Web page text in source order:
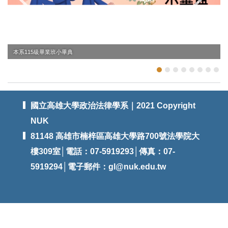
本系115級畢業班小畢典
國立高雄大學政治法律學系｜2021 Copyright
NUK
81148 高雄市楠梓區高雄大學路700號法學院大
樓309室│電話：07-5919293│傳真：07-
5919294│電子郵件： gl@nuk.edu.tw